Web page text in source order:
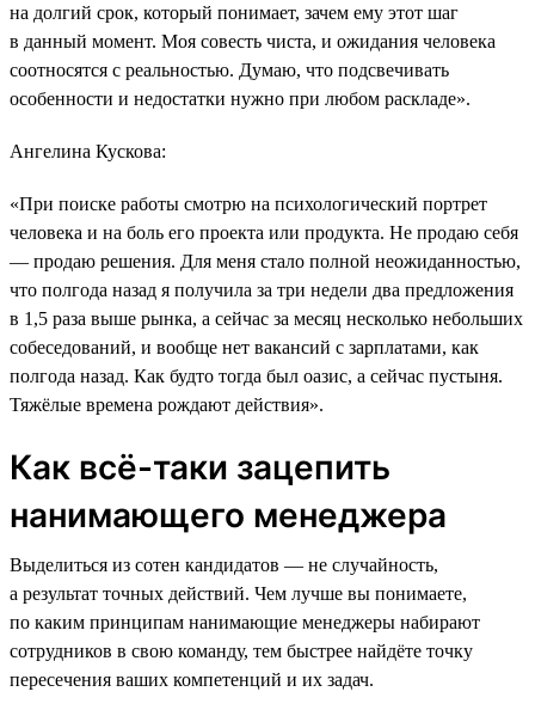
на долгий срок, который понимает, зачем ему этот шаг
в данный момент. Моя совесть чиста, и ожидания человека
соотносятся с реальностью. Думаю, что подсвечивать
особенности и недостатки нужно при любом раскладе».
Ангелина Кускова:
«При поиске работы смотрю на психологический портрет
человека и на боль его проекта или продукта. Не продаю себя
― продаю решения. Для меня стало полной неожиданностью,
что полгода назад я получила за три недели два предложения
в 1,5 раза выше рынка, а сейчас за месяц несколько небольших
собеседований, и вообще нет вакансий с зарплатами, как
полгода назад. Как будто тогда был оазис, а сейчас пустыня.
Тяжёлые времена рождают действия».
Как всё-таки зацепить
нанимающего менеджера
Выделиться из сотен кандидатов — не случайность,
а результат точных действий. Чем лучше вы понимаете,
по каким принципам нанимающие менеджеры набирают
сотрудников в свою команду, тем быстрее найдёте точку
пересечения ваших компетенций и их задач.